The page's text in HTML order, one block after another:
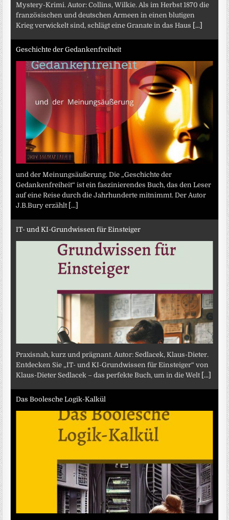
Mystery-Krimi. Autor: Collins, Wilkie. Als im Herbst 1870 die
französischen und deutschen Armeen in einen blutigen
Krieg verwickelt sind, schlägt eine Granate in das Haus [...]
Geschichte der Gedankenfreiheit
und der Meinungsäußerung. Die „Geschichte der
Gedankenfreiheit“ ist ein faszinierendes Buch, das den Leser
auf eine Reise durch die Jahrhunderte mitnimmt. Der Autor
J.B.Bury erzählt [...]
IT- und KI-Grundwissen für Einsteiger
Praxisnah, kurz und prägnant. Autor: Sedlacek, Klaus-Dieter.
Entdecken Sie „IT- und KI-Grundwissen für Einsteiger“ von
Klaus-Dieter Sedlacek – das perfekte Buch, um in die Welt [...]
Das Boolesche Logik-Kalkül